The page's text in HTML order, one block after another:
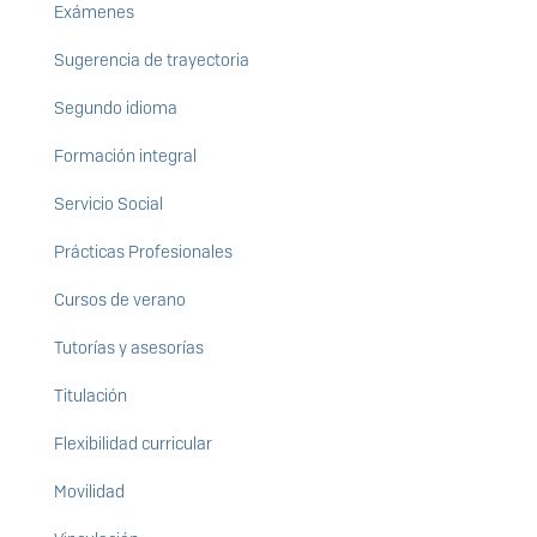
Exámenes
Sugerencia de trayectoria
Segundo idioma
Formación integral
Servicio Social
Prácticas Profesionales
Cursos de verano
Tutorías y asesorías
Titulación
Flexibilidad curricular
Movilidad